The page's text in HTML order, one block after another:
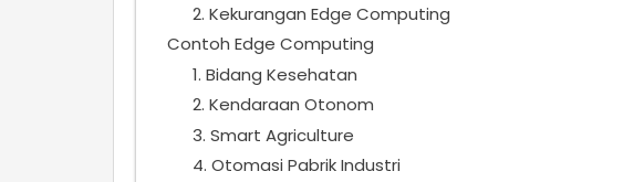
2. Kekurangan Edge Computing
Contoh Edge Computing
1. Bidang Kesehatan
2. Kendaraan Otonom
3. Smart Agriculture
4. Otomasi Pabrik Industri